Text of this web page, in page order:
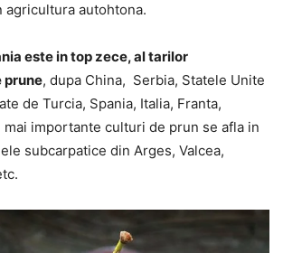
agricultura autohtona.
este in top zece, al tarilor
prune, dupa China, Serbia, Statele Unite
de Turcia, Spania, Italia, Franta,
mai importante culturi de prun se afla in
subcarpatice din Arges, Valcea,